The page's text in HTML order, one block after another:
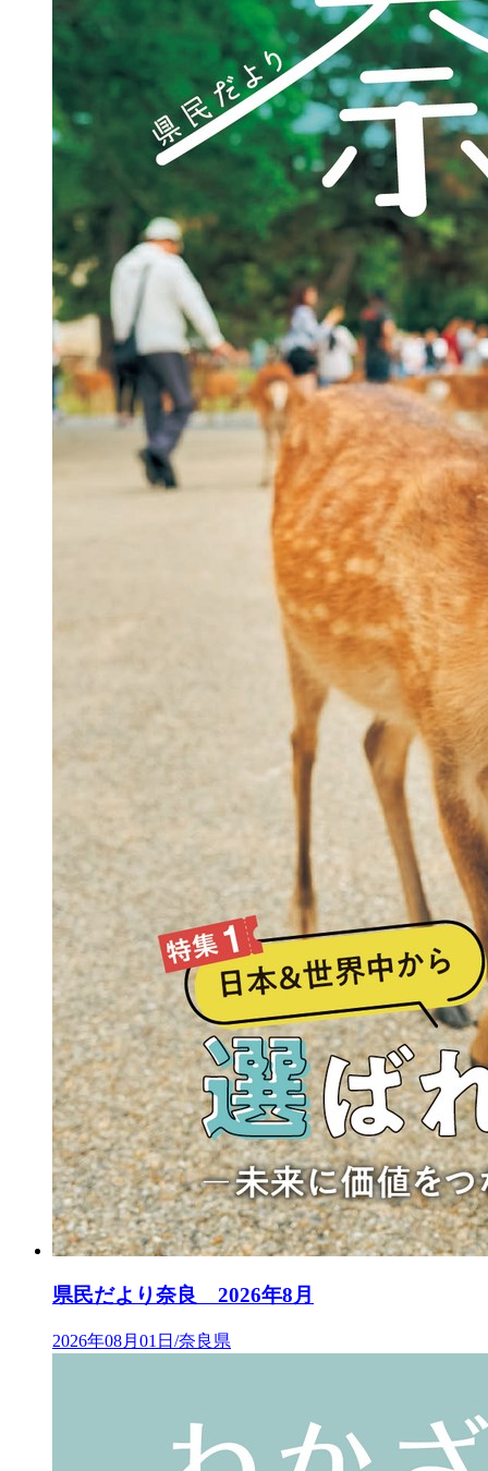
県民だより奈良 2026年8月
2026年08月01日/奈良県